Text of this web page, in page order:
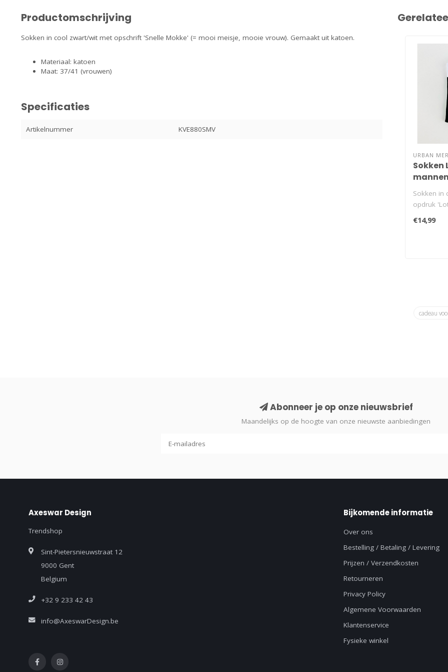
Productomschrijving
Sokken in cool zwart/wit met opschrift 'Snelle Mokke' (= mooi meisje, mooie vrouw). Gemaakt uit katoen.
Materiaal: katoen
Maat: 37/41 (vrouwen)
Specificaties
Artikelnummer KVE880SMV
URBAN
Sokken
mannen
Sokken in
opdruk
€14,99
cadeau
Abonneer je op onze nieuwsbrief
Maandelijks op de hoogte van onze nieuwste aanbiedingen
Axeswar Design
Trendshop
Sint-Pietersnieuwstraat 12
9000 Gent
Belgium
+32 9 233 42 43
info@AxeswarDesign.be
Bijkomende informatie
Over ons
Bestelling / Betaling / Levering
Prijzen / Verzendkosten
Retourneren
Privacy Policy
Algemene Voorwaarden
Klantenservice
Fysieke winkel